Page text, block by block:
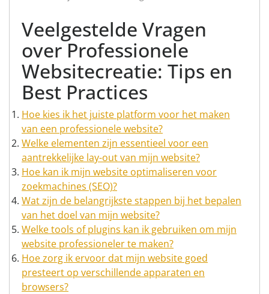
Veelgestelde Vragen
over Professionele
Websitecreatie: Tips en
Best Practices
Hoe kies ik het juiste platform voor het maken
van een professionele website?
Welke elementen zijn essentieel voor een
aantrekkelijke lay-out van mijn website?
Hoe kan ik mijn website optimaliseren voor
zoekmachines (SEO)?
Wat zijn de belangrijkste stappen bij het bepalen
van het doel van mijn website?
Welke tools of plugins kan ik gebruiken om mijn
website professioneler te maken?
Hoe zorg ik ervoor dat mijn website goed
presteert op verschillende apparaten en
browsers?